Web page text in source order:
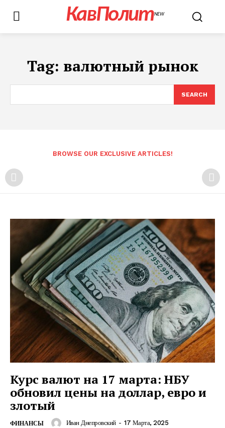
КавПолитNEW
Tag: валютный рынок
SEARCH
BROWSE OUR EXCLUSIVE ARTICLES!
Курс валют на 17 марта: НБУ
обновил цены на доллар, евро и
злотый
ФИНАНСЫ Иван Днепровский - 17 Марта, 2025